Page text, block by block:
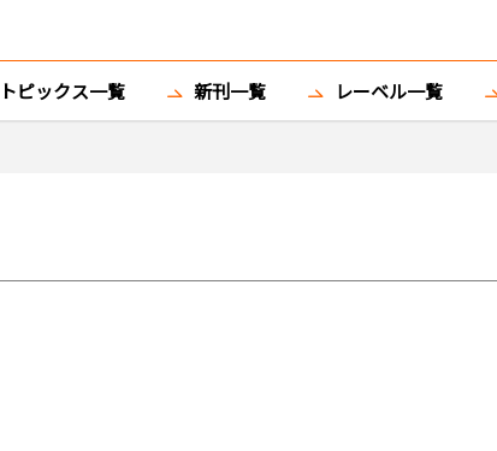
トピックス一覧 新刊一覧 レーベル一覧